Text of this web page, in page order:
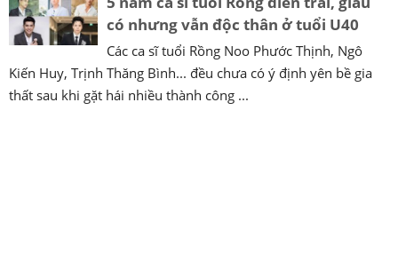
có nhưng vẫn độc thân ở tuổi U40
Các ca sĩ tuổi Rồng Noo Phước Thịnh, Ngô
Kiến Huy, Trịnh Thăng Bình... đều chưa có ý định yên bề gia
thất sau khi gặt hái nhiều thành công ...